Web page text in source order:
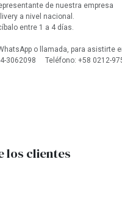
de nuestra empresa
a nivel nacional.
entre 1 a 4 días.
o llamada, para asistirte
3062098 Teléfono: +58 0212-
los clientes